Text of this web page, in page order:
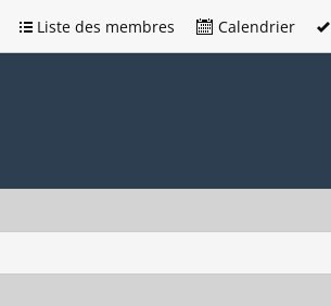
Liste des membres Calendrier